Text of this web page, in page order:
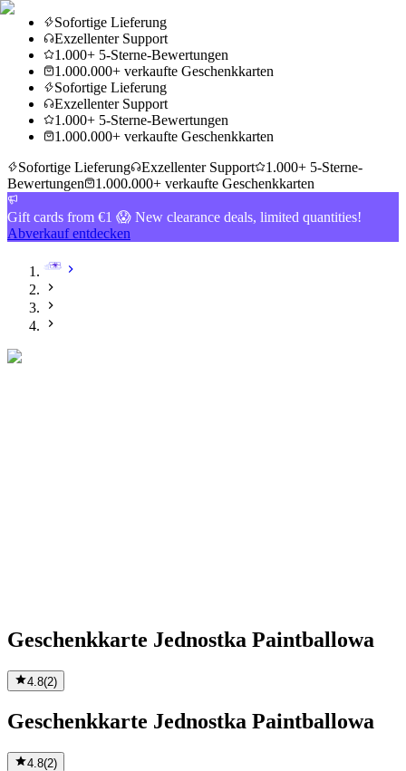
Sofortige Lieferung
Exzellenter Support
1.000+ 5-Sterne-Bewertungen
1.000.000+ verkaufte Geschenkkarten
Sofortige Lieferung
Exzellenter Support
1.000+ 5-Sterne-Bewertungen
1.000.000+ verkaufte Geschenkkarten
Sofortige Lieferung
Exzellenter Support
1.000+ 5-Sterne-
Bewertungen
1.000.000+ verkaufte Geschenkkarten
Gift cards from €1 😱 New clearance deals, limited quantities!
Abverkauf entdecken
Geschenkkarte Jednostka Paintballowa
4.8(2)
Geschenkkarte Jednostka Paintballowa
4.8(2)